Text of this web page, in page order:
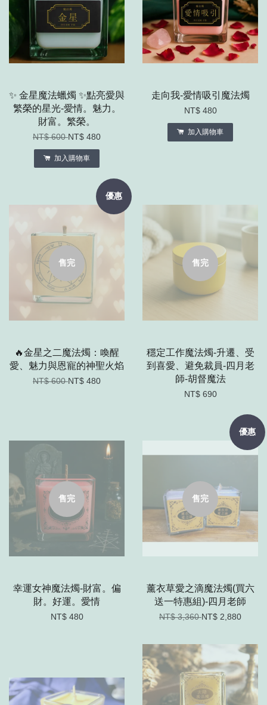
✨ 金星魔法蠟燭 ✨點亮愛與
繁榮的星光-愛情。魅力。
財富。繁榮。
NT$ 600NT$ 480
加入購物車
走向我-愛情吸引魔法燭
NT$ 480
加入購物車
優惠
售完
🔥金星之二魔法燭：喚醒
愛、魅力與恩寵的神聖火焰
NT$ 600NT$ 480
售完
穩定工作魔法燭-升遷、受
到喜愛、避免裁員-四月老
師-胡督魔法
NT$ 690
售完
幸運女神魔法燭-財富。偏
財。好運。愛情
NT$ 480
優惠
售完
薰衣草愛之滴魔法燭(買六
送一特惠組)-四月老師
NT$ 3,360NT$ 2,880